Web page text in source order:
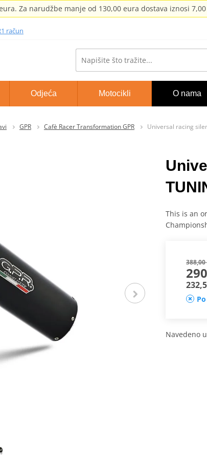
Za narudžbe manje od 130,00 eura dostava iznosi
račun
Odjeća Motocikli O nama
GPR Cafè Racer Transformation GPR Universal racing
This is an
388,00
Navedeno